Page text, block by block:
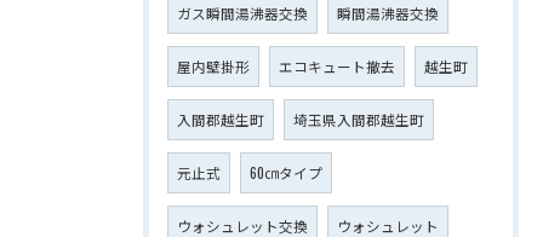
ガス瞬間湯沸器交換 瞬間湯沸器交換
屋内壁掛形 エコキュート撤去 越生町
入間郡越生町 埼玉県入間郡越生町
元止式 60㎝タイプ
ウォシュレット交換 ウォシュレット